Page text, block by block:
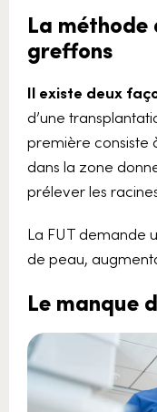
La méthode
greffons
Il existe deux
d’une
première consiste
dans la zone
prélever les
La FUT demande
de peau,
Le manque